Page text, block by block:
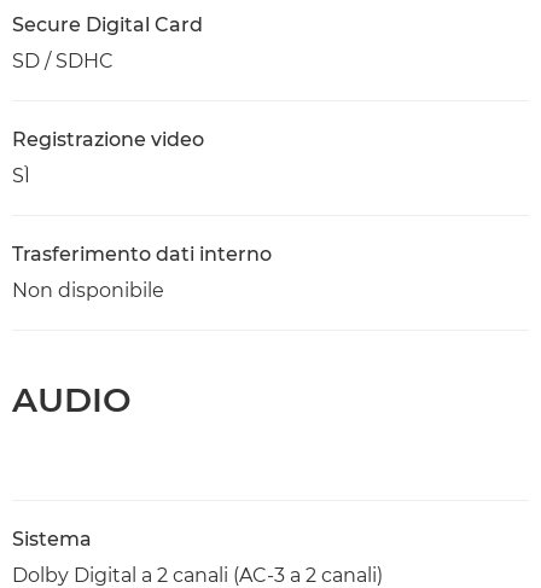
Secure Digital Card
SD / SDHC
Registrazione video
SÌ
Trasferimento dati interno
Non disponibile
AUDIO
Sistema
Dolby Digital a 2 canali (AC-3 a 2 canali)